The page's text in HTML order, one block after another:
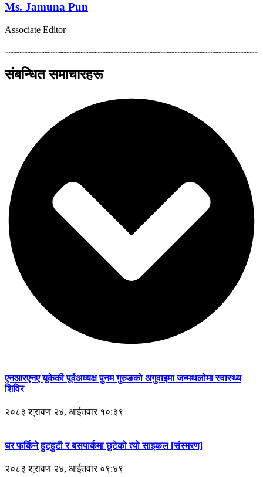
Ms. Jamuna Pun
Associate Editor
संबन्धित समाचारहरू
एनआरएनए यूकेकी पूर्वअध्यक्ष पुनम गुरुङको अगुवाइमा जन्मथलोमा स्वास्थ्य
शिविर
२०८३ श्रावण २४, आईतवार १०:३९
घर फर्किने हुटहुटी र बसपार्कमा छुटेको त्यो साइकल [संस्मरण]
२०८३ श्रावण २४, आईतवार ०९:४९